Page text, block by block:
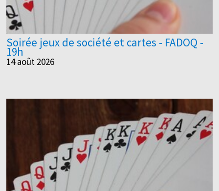
Soirée jeux de société et cartes - FADOQ -
19h
14 août 2026